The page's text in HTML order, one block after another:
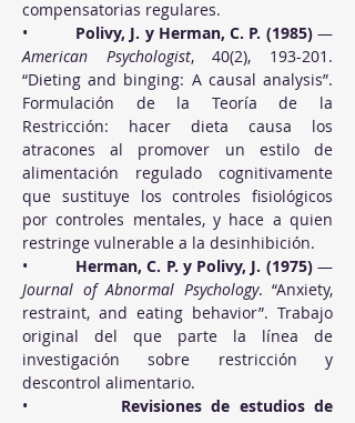
compensatorias regulares.
• Polivy, J. y Herman, C. P. (1985)
American Psychologist, 40(2), 193-201.
“Dieting and binging: A causal analysis”.
Formulación de la Teoría de la
Restricción: hacer dieta causa los
atracones al promover un estilo de
alimentación regulado cognitivamente
que sustituye los controles fisiológicos
por controles mentales, y hace a quien
restringe vulnerable a la desinhibición.
• Herman, C. P. y Polivy, J. (1975)
Journal of Abnormal Psychology. “Anxiety,
restraint, and eating behavior”. Trabajo
original del que parte la línea de
investigación sobre restricción y
descontrol alimentario.
• Revisiones de estudios de